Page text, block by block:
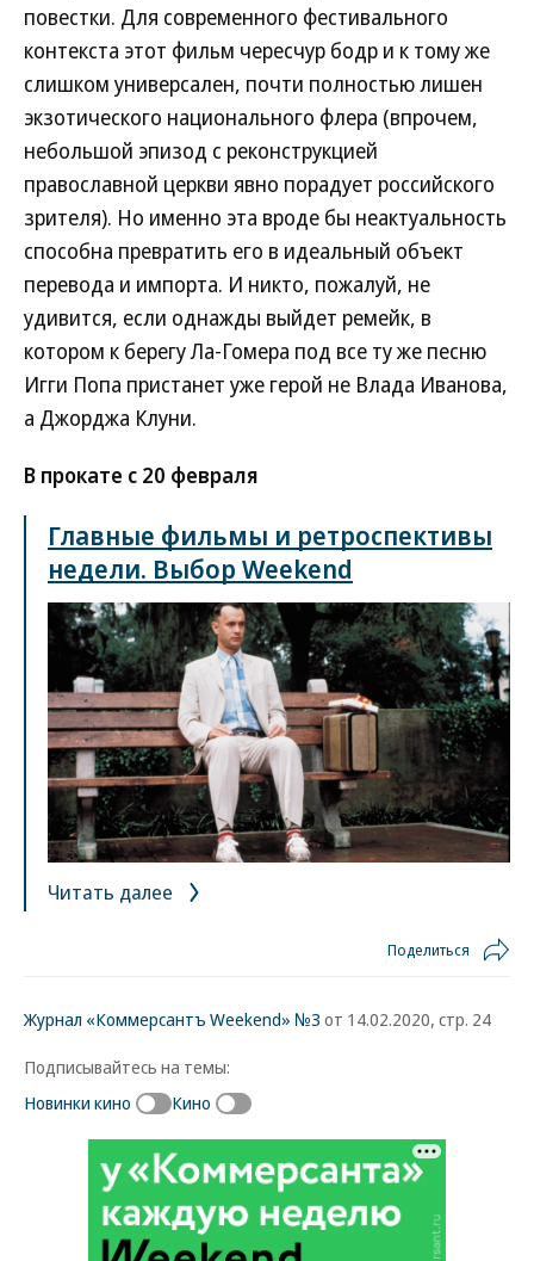
повестки. Для современного фестивального
контекста этот фильм чересчур бодр и к тому же
слишком универсален, почти полностью лишен
экзотического национального флера (впрочем,
небольшой эпизод с реконструкцией
православной церкви явно порадует российского
зрителя). Но именно эта вроде бы неактуальность
способна превратить его в идеальный объект
перевода и импорта. И никто, пожалуй, не
удивится, если однажды выйдет ремейк, в
котором к берегу Ла-Гомера под все ту же песню
Игги Попа пристанет уже герой не Влада Иванова,
а Джорджа Клуни.
В прокате с 20 февраля
Главные фильмы и ретроспективы
недели. Выбор Weekend
Читать далее
Поделиться
Журнал «Коммерсантъ Weekend» №3 от 14.02.2020, стр. 24
Подписывайтесь на темы:
Новинки кино
Кино